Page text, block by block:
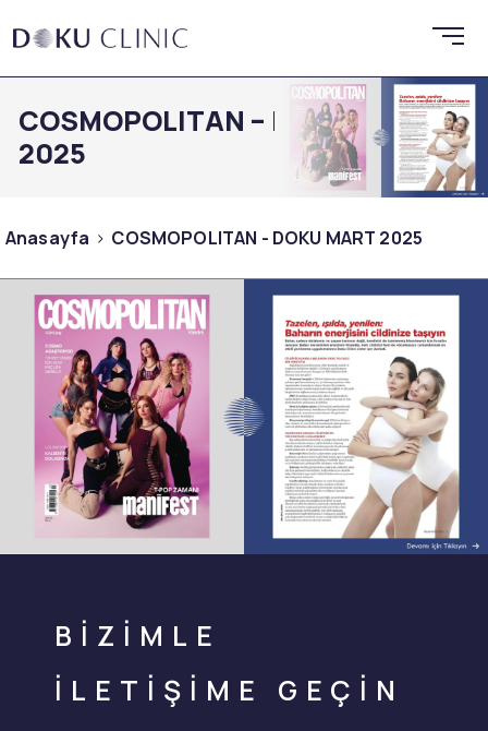
COSMOPOLITAN – DOKU MART
2025
Anasayfa COSMOPOLITAN - DOKU MART 2025
BİZİMLE
İLETİŞİME GEÇİN